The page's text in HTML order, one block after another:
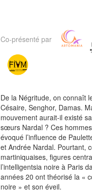
Co-présenté par
De la Négritude, on connaît
Césaire, Senghor, Damas.
mouvement aurait-il existé
sœurs Nardal ? Ces
évoqué l’influence de
et Andrée Nardal. Pourtant,
martiniquaises, figures
l’intelligentsia noire à Paris
années 20 ont théorisé la «
noire » et son éveil.